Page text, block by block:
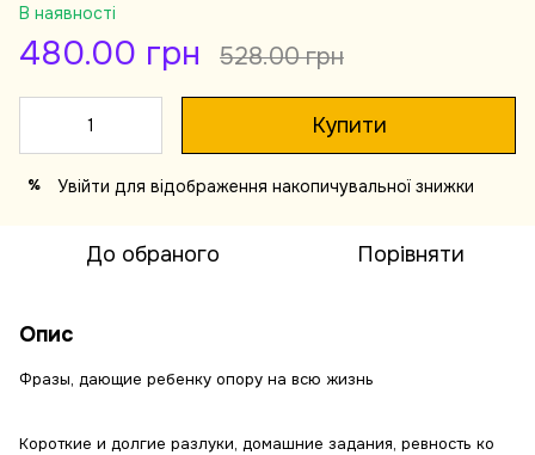
В наявності
480.00 грн 528.00 грн
Купити
% Увійти для відображення накопичувальної знижки
До обраного Порівняти
Опис
Фразы, дающие ребенку опору на всю жизнь
Короткие и долгие разлуки, домашние задания, ревность ко